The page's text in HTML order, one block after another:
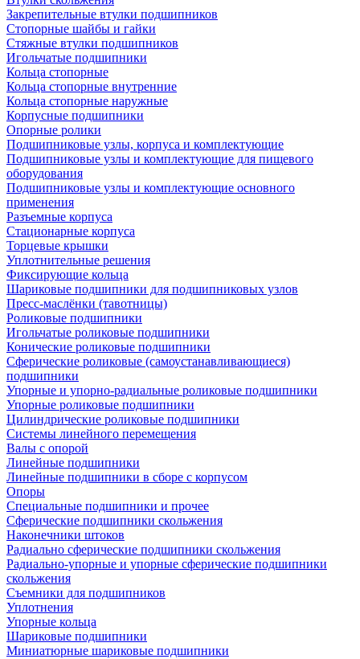
Закрепительные втулки подшипников
Стопорные шайбы и гайки
Стяжные втулки подшипников
Игольчатые подшипники
Кольца стопорные
Кольца стопорные внутренние
Кольца стопорные наружные
Корпусные подшипники
Опорные ролики
Подшипниковые узлы, корпуса и комплектующие
Подшипниковые узлы и комплектующие для пищевого
оборудования
Подшипниковые узлы и комплектующие основного
применения
Разъемные корпуса
Стационарные корпуса
Торцевые крышки
Уплотнительные решения
Фиксирующие кольца
Шариковые подшипники для подшипниковых узлов
Пресс-маслёнки (тавотницы)
Роликовые подшипники
Игольчатые роликовые подшипники
Конические роликовые подшипники
Сферические роликовые (самоустанавливающиеся)
подшипники
Упорные и упорно-радиальные роликовые подшипники
Упорные роликовые подшипники
Цилиндрические роликовые подшипники
Системы линейного перемещения
Валы с опорой
Линейные подшипники
Линейные подшипники в сборе с корпусом
Опоры
Специальные подшипники и прочее
Сферические подшипники скольжения
Наконечники штоков
Радиально сферические подшипники скольжения
Радиально-упорные и упорные сферические подшипники
скольжения
Съемники для подшипников
Уплотнения
Упорные кольца
Шариковые подшипники
Миниатюрные шариковые подшипники